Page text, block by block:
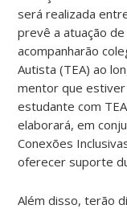
será realizada
prevê a atuação
acompanharão
Autista (TEA) ao
mentor que
estudante com
elaborará, em
Conexões
oferecer suporte
Além disso, terão